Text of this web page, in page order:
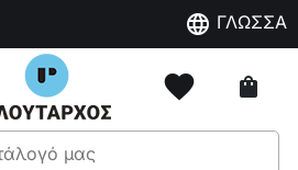
language ΓΛΩΣΣΑ
favorite shopping_bag